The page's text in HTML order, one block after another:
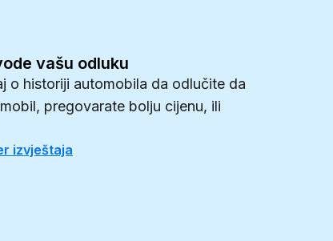
vašu odluku
o historiji automobila da odlučite da
pregovarate bolju cijenu, ili
izvještaja